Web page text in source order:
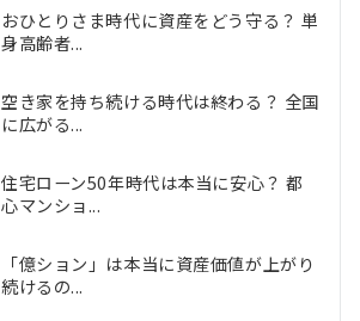
おひとりさま時代に資産をどう守る？ 単
身高齢者...
空き家を持ち続ける時代は終わる？ 全国
に広がる...
住宅ローン50年時代は本当に安心？ 都
心マンショ...
「億ション」は本当に資産価値が上がり
続けるの...